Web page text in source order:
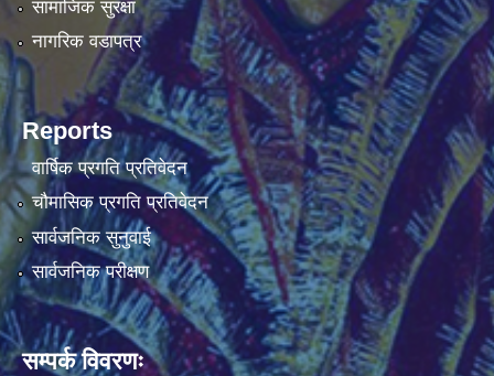
सामाजिक सुरक्षा
नागरिक वडापत्र
Reports
वार्षिक प्रगति प्रतिवेदन
चौमासिक प्रगति प्रतिवेदन
सार्वजनिक सुनुवाई
सार्वजनिक परीक्षण
सम्पर्क विवरणः